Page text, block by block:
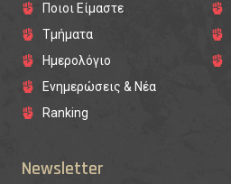
Ποιοι Είμαστε
Τμήματα
Ημερολόγιο
Ενημερώσεις & Νέα
Ranking
Newsletter